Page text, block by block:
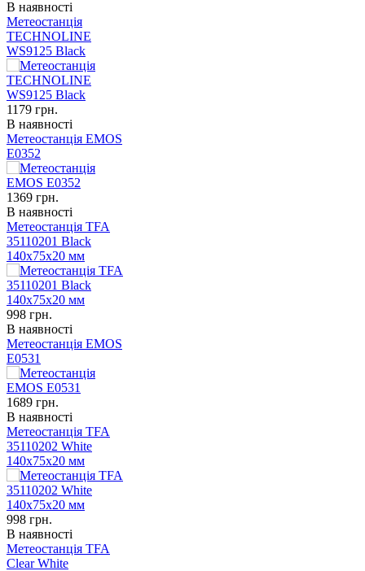
В наявності
Метеостанція
TECHNOLINE
WS9125 Black
1179 грн.
В наявності
Метеостанція EMOS
E0352
1369 грн.
В наявності
Метеостанція TFA
35110201 Black
140х75х20 мм
998 грн.
В наявності
Метеостанція EMOS
E0531
1689 грн.
В наявності
Метеостанція TFA
35110202 White
140х75х20 мм
998 грн.
В наявності
Метеостанція TFA
Clear White